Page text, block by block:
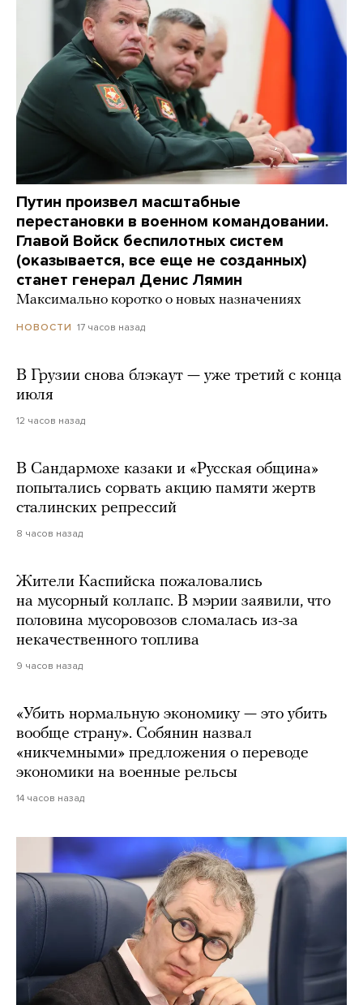
Путин произвел масштабные
перестановки в военном командовании.
Главой Войск беспилотных систем
(оказывается, все еще не созданных)
станет генерал Денис Лямин
Максимально коротко о новых назначениях
НОВОСТИ 17 часов назад
В Грузии снова блэкаут — уже третий с конца
июля
12 часов назад
В Сандармохе казаки и «Русская община»
попытались сорвать акцию памяти жертв
сталинских репрессий
8 часов назад
Жители Каспийска пожаловались
на мусорный коллапс. В мэрии заявили, что
половина мусоровозов сломалась из-за
некачественного топлива
9 часов назад
«Убить нормальную экономику — это убить
вообще страну». Собянин назвал
«никчемными» предложения о переводе
экономики на военные рельсы
14 часов назад